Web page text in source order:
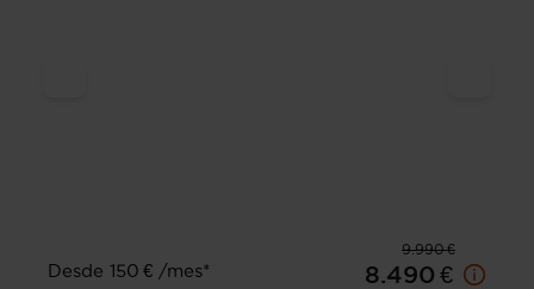
9.990 €
Desde 150 € /mes*
8.490 €